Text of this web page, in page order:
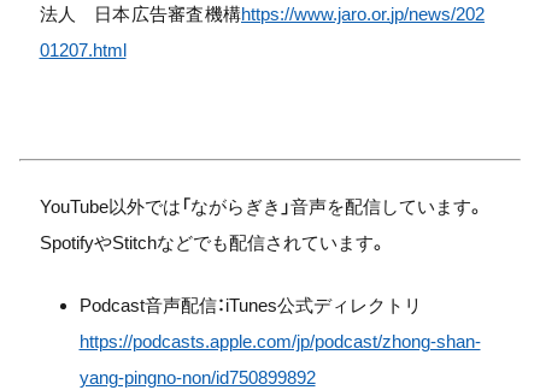
法人 日本広告審査機構https://www.jaro.or.jp/news/202
01207.html
YouTube以外では「ながらぎき」音声を配信しています。
SpotifyやStitchなどでも配信されています。
Podcast音声配信：iTunes公式ディレクトリ
https://podcasts.apple.com/jp/podcast/zhong-shan-
yang-pingno-non/id750899892